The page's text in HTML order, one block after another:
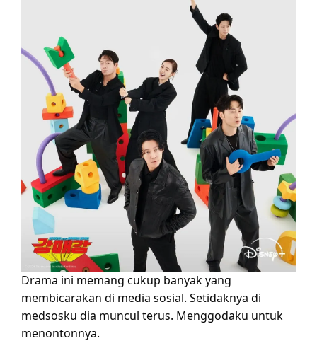
Drama ini memang cukup banyak yang
membicarakan di media sosial. Setidaknya di
medsosku dia muncul terus. Menggodaku untuk
menontonnya.